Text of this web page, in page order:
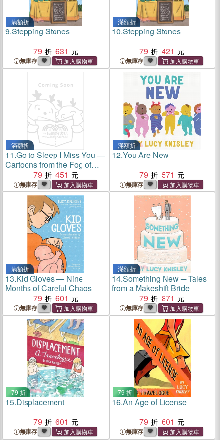
滿額折
9.Stepping Stones
79
631
無庫存
滿額折
10.Stepping Stones
79
421
無庫存
滿額折
11.Go to Sleep I Miss You ―
Cartoons from the Fog of
New Parenthood
79 451
無庫存
滿額折
12.You Are New
79
571
無庫存
滿額折
13.Kid Gloves ― Nine
Months of Careful Chaos
79
601
無庫存
滿額折
14.Something New ─ Tales
from a Makeshift Bride
79
871
無庫存
79 折
15.Displacement
79
601
無庫存
79 折
16.An Age of License
79
601
無庫存